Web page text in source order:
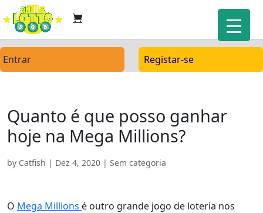
Entrar Registar-se
Quanto é que posso ganhar
hoje na Mega Millions?
by Catfish | Dez 4, 2020 | Sem categoria
O Mega Millions é outro grande jogo de loteria nos